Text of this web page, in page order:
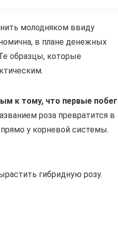
молодняком ввиду
в плане денежных
образцы, которые
к тому, что первые
роза превратится в
у корневой системы.
гибридную розу.